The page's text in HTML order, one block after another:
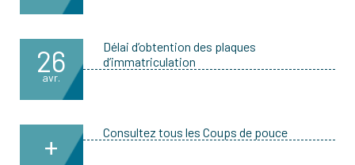
26
avr.
Délai d’obtention des plaques
d’immatriculation
+ Consultez tous les Coups de pouce